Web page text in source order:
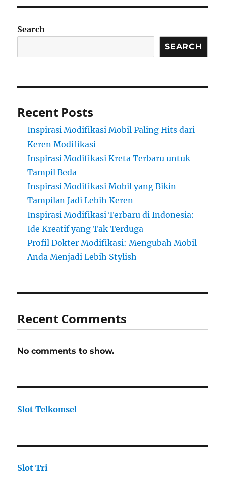
Search
SEARCH
Recent Posts
Inspirasi Modifikasi Mobil Paling Hits dari
Keren Modifikasi
Inspirasi Modifikasi Kreta Terbaru untuk
Tampil Beda
Inspirasi Modifikasi Mobil yang Bikin
Tampilan Jadi Lebih Keren
Inspirasi Modifikasi Terbaru di Indonesia:
Ide Kreatif yang Tak Terduga
Profil Dokter Modifikasi: Mengubah Mobil
Anda Menjadi Lebih Stylish
Recent Comments
No comments to show.
Slot Telkomsel
Slot Tri